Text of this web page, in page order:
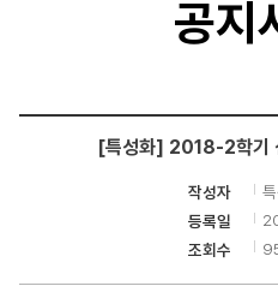
학
공지
[특성화] 2018-2학기
작성자
등록일
조회수